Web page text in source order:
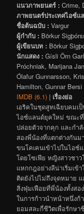
แนวภาพยนตร์ : Crime,
ภาพยนตร์ประเทศไอซ์แ
ชื่อต้นฉบับ : Vargur
ผู้กำกับ : Börkur
ผู้เขียนบท : Börkur
นักแสดง : Gísli Örn
Próchniak, Marijana
Ólafur Gunnarsson,
Hamilton, Gunnar
IMDB (6.1) | เรื่องย่อ
เอริคในชุดสูทเฉียบคมเ
ไอซ์แลนด์ยุคใหม่ ขณะที่
ปล่อยตัวจากคุก และกำลั
สองพี่น้องที่แตกต่างกัน
ขนโคเคนเข้าไปในไอ
โดยโซเฟีย หญิงสาวชา
แหกกฎอย่างลีน่าเริ่มเข้
ติดยังไปไม่ถึงจุดหมาย แ
สิ่งฟุ่มเฟือยที่พี่น้องทั้งสอ
ในการก้าวนำหน้าหนึ่งก้
ยอมสละกี่ชีวิตเพื่อรักษา